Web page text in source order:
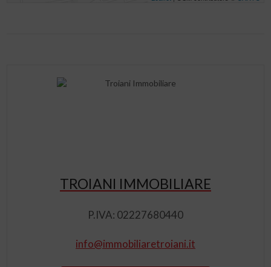
TROIANI IMMOBILIARE
P.IVA: 02227680440
info@immobiliaretroiani.it